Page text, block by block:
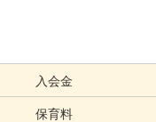
入会金
保育料